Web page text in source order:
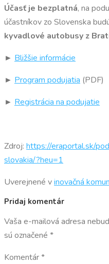
Účasť je bezplatná, na
účastníkov zo Slovenska
kyvadlové autobusy z
► Bližšie informácie
► Program podujatia (PDF)
► Registrácia na podujatie
Zdroj: https://eraportal.sk/
slovakia/?heu=1
Uverejnené vinovačná
Pridaj komentár
Vaša e-mailová adresa
sú označené *
Komentár*